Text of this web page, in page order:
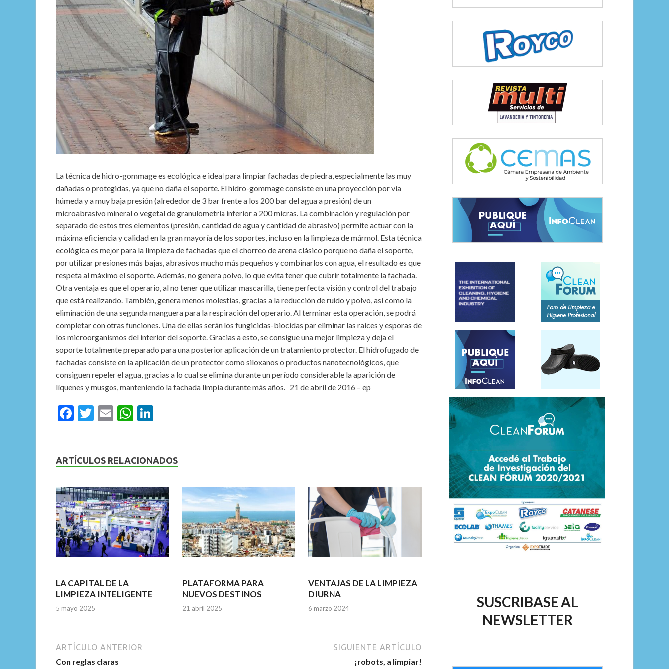
La técnica de hidro-gommage es ecológica e ideal para limpiar fachadas de piedra, especialmente las muy
dañadas o protegidas, ya que no daña el soporte. El hidro-gommage consiste en una proyección por vía
húmeda y a muy baja presión (alrededor de 3 bar frente a los 200 bar del agua a presión) de un
microabrasivo mineral o vegetal de granulometría inferior a 200 micras. La combinación y regulación por
separado de estos tres elementos (presión, cantidad de agua y cantidad de abrasivo) permite actuar con la
máxima eficiencia y calidad en la gran mayoría de los soportes, incluso en la limpieza de mármol. Esta técnica
ecológica es mejor para la limpieza de fachadas que el chorreo de arena clásico porque no daña el soporte,
por utilizar presiones más bajas, abrasivos mucho más pequeños y combinarlos con agua, el resultado es que
respeta al máximo el soporte. Además, no genera polvo, lo que evita tener que cubrir totalmente la fachada.
Otra ventaja es que el operario, al no tener que utilizar mascarilla, tiene perfecta visión y control del trabajo
que está realizando. También, genera menos molestias, gracias a la reducción de ruido y polvo, así como la
eliminación de una segunda manguera para la respiración del operario. Al terminar esta operación, se podrá
completar con otras funciones. Una de ellas serán los fungicidas-biocidas par eliminar las raíces y esporas de
los microorganismos del interior del soporte. Gracias a esto, se consigue una mejor limpieza y deja el
soporte totalmente preparado para una posterior aplicación de un tratamiento protector. El hidrofugado de
fachadas consiste en la aplicación de un protector como siloxanos o productos nanotecnológicos, que
consiguen repeler el agua, gracias a lo cual se elimina durante un período considerable la aparición de
líquenes y musgos, manteniendo la fachada limpia durante más años. 21 de abril de 2016 – ep
F
b
o
k
T
er
E
l
W
s
p
p
dI
ARTÍCULOS RELACIONADOS
LA CAPITAL DE LA
LIMPIEZA INTELIGENTE
5 mayo 2025
PLATAFORMA PARA
NUEVOS DESTINOS
21 abril 2025
VENTAJAS DE LA LIMPIEZA
DIURNA
6 marzo 2024
ARTÍCULO ANTERIOR
Con reglas claras
SIGUIENTE ARTÍCULO
¡robots, a limpiar!
SUSCRIBASE AL
NEWSLETTER